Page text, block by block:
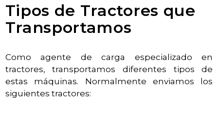
Tipos de Tractores que
Transportamos
Como agente de carga especializado en
tractores, transportamos diferentes tipos de
estas máquinas. Normalmente enviamos los
siguientes tractores: